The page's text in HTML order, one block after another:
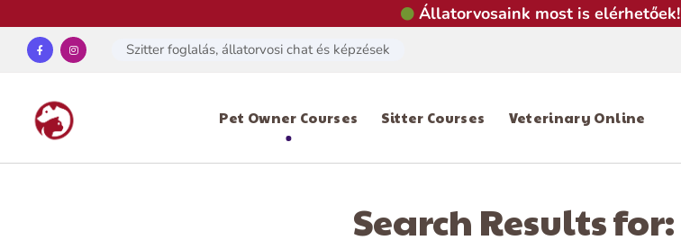
Állatorvosaink most is elérhetőek!
Szitter foglalás, állatorvosi chat és képzések
Pet Owner Courses Sitter Courses Veterinary Online
Search Results for: